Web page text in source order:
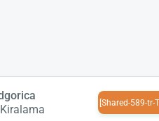
[Shared-589-tr-